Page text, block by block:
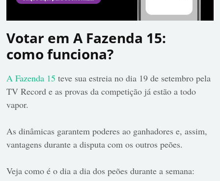
Votar em A Fazenda 15:
como funciona?
A Fazenda 15 teve sua estreia no dia 19 de setembro pela
TV Record e as provas da competição já estão a todo
vapor.
As dinâmicas garantem poderes ao ganhadores e, assim,
vantagens durante a disputa com os outros peões.
Veja como é o dia a dia dos peões durante a semana: